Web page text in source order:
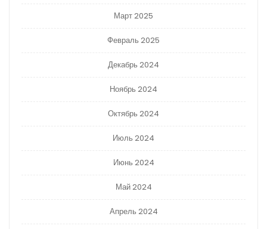
Март 2025
Февраль 2025
Декабрь 2024
Ноябрь 2024
Октябрь 2024
Июль 2024
Июнь 2024
Май 2024
Апрель 2024